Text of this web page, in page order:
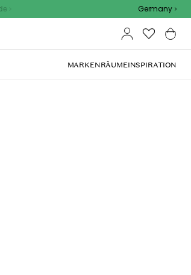
Germany
MARKENRÄUMEINSPIRATION